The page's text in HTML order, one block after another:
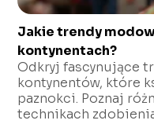
Jakie trendy
kontynentach?
Odkryj fascynujące
kontynentów, które
paznokci. Poznaj
technikach